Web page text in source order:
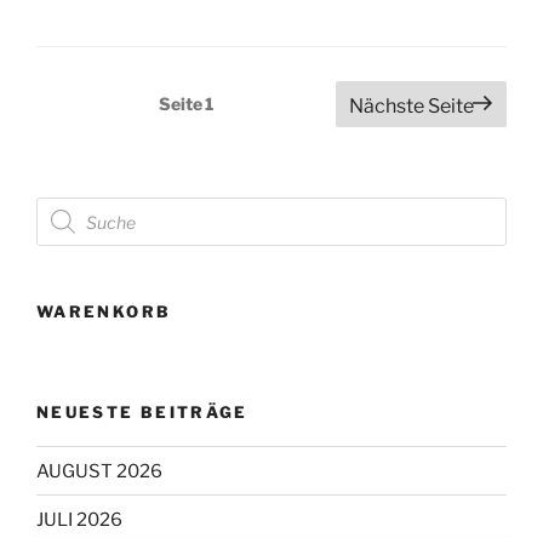
Seitennummerierung
Seite1 Nächste Seite
Products
search
WARENKORB
NEUESTE BEITRÄGE
AUGUST 2026
JULI 2026